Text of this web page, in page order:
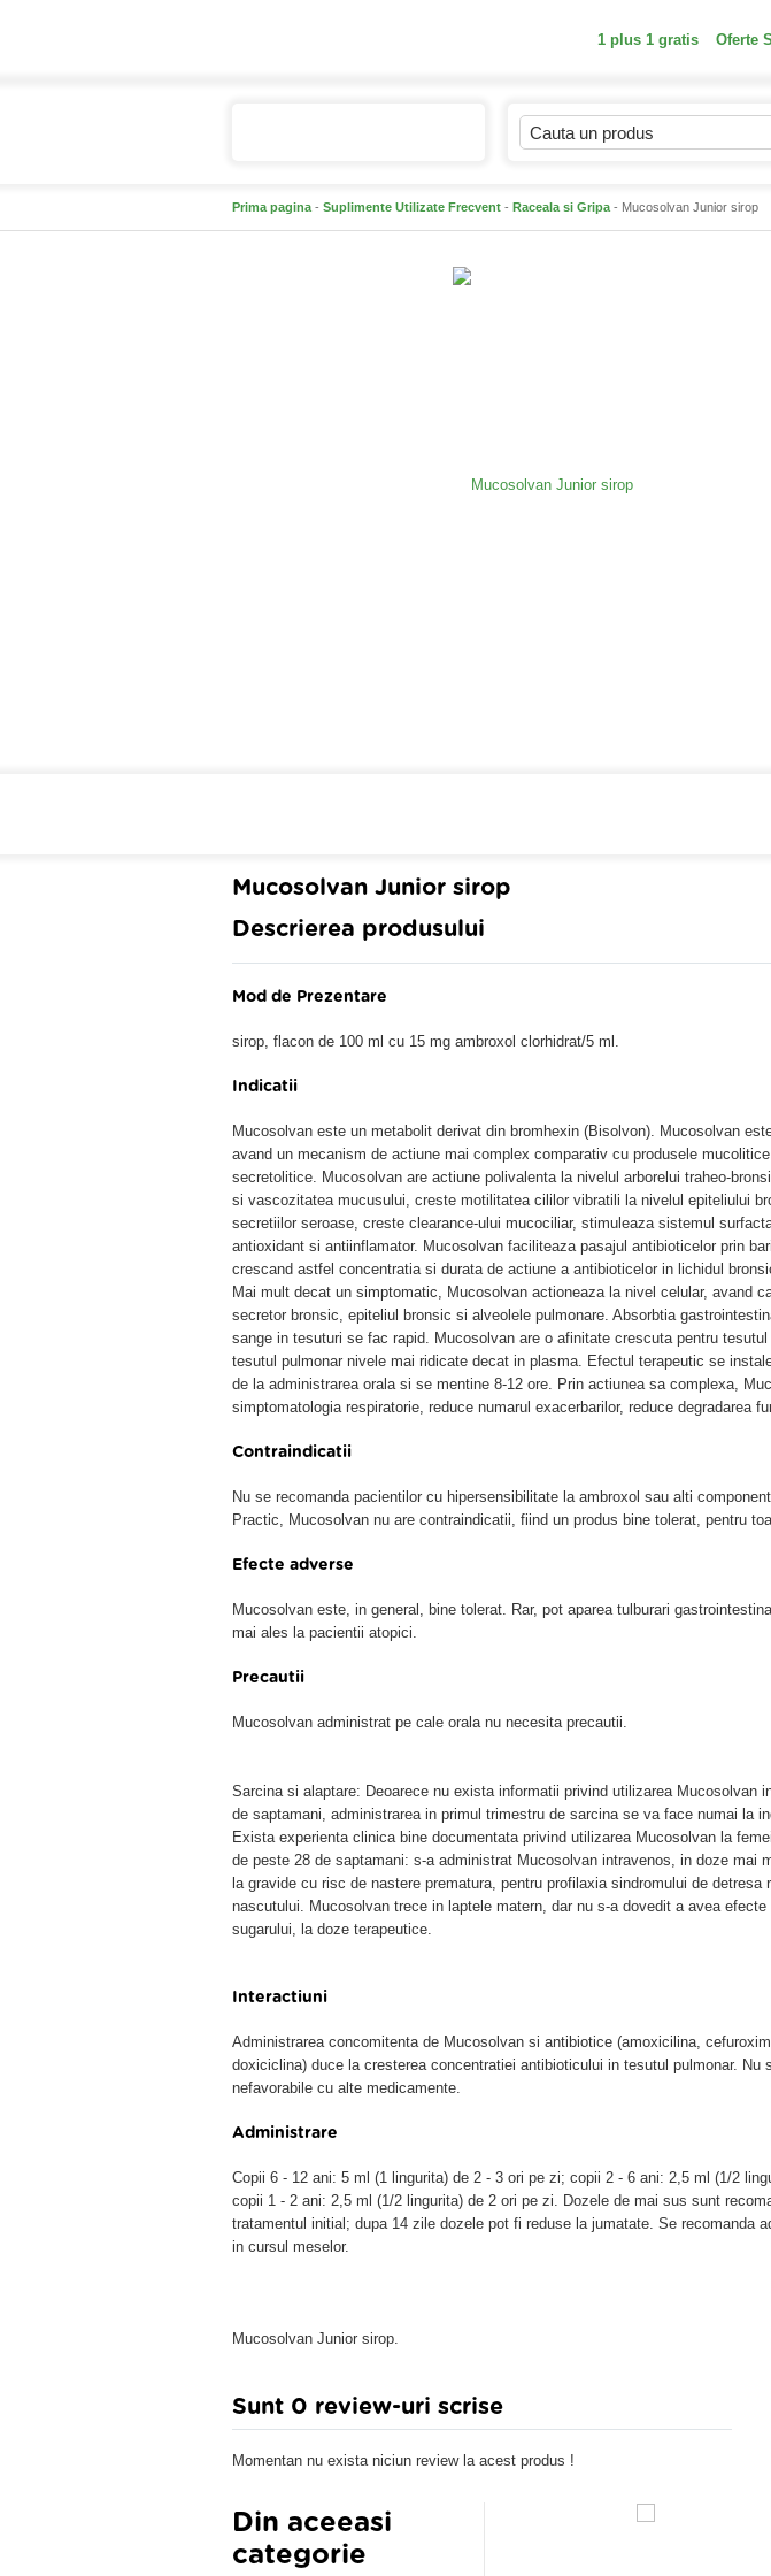
1 plus 1 gratis Oferte
Prima pagina - Suplimente Utilizate Frecvent - Raceala si Gripa - Mucosolvan Junior sirop
Mucosolvan Junior sirop
Descrierea produsului
Mod de Prezentare
sirop, flacon de 100 ml cu 15 mg ambroxol clorhidrat/5 ml.
Indicatii
Mucosolvan este un metabolit derivat din bromhexin (Bisolvon). Mucosolvan
avand un mecanism de actiune mai complex comparativ cu produsele
secretolitice. Mucosolvan are actiune polivalenta la nivelul arborelui traheo-
si vascozitatea mucusului, creste motilitatea cililor vibratili la nivelul epiteliului
secretiilor seroase, creste clearance-ului mucociliar, stimuleaza sistemul
antioxidant si antiinflamator. Mucosolvan faciliteaza pasajul antibioticelor prin
crescand astfel concentratia si durata de actiune a antibioticelor in lichidul
Mai mult decat un simptomatic, Mucosolvan actioneaza la nivel celular, avand
secretor bronsic, epiteliul bronsic si alveolele pulmonare. Absorbtia
sange in tesuturi se fac rapid. Mucosolvan are o afinitate crescuta pentru tesutul
tesutul pulmonar nivele mai ridicate decat in plasma. Efectul terapeutic se
de la administrarea orala si se mentine 8-12 ore. Prin actiunea sa complexa,
simptomatologia respiratorie, reduce numarul exacerbarilor, reduce degradarea
Contraindicatii
Nu se recomanda pacientilor cu hipersensibilitate la ambroxol sau alti
Practic, Mucosolvan nu are contraindicatii, fiind un produs bine tolerat, pentru
Efecte adverse
Mucosolvan este, in general, bine tolerat. Rar, pot aparea tulburari
mai ales la pacientii atopici.
Precautii
Mucosolvan administrat pe cale orala nu necesita precautii.
Sarcina si alaptare: Deoarece nu exista informatii privind utilizarea Mucosolvan
de saptamani, administrarea in primul trimestru de sarcina se va face numai la
Exista experienta clinica bine documentata privind utilizarea Mucosolvan la
de peste 28 de saptamani: s-a administrat Mucosolvan intravenos, in doze mai
la gravide cu risc de nastere prematura, pentru profilaxia sindromului de detresa
nascutului. Mucosolvan trece in laptele matern, dar nu s-a dovedit a avea efecte
sugarului, la doze terapeutice.
Interactiuni
Administrarea concomitenta de Mucosolvan si antibiotice (amoxicilina,
doxiciclina) duce la cresterea concentratiei antibioticului in tesutul pulmonar. Nu
nefavorabile cu alte medicamente.
Administrare
Copii 6 - 12 ani: 5 ml (1 lingurita) de 2 - 3 ori pe zi; copii 2 - 6 ani: 2,5 ml (1/2
copii 1 - 2 ani: 2,5 ml (1/2 lingurita) de 2 ori pe zi. Dozele de mai sus sunt
tratamentul initial; dupa 14 zile dozele pot fi reduse la jumatate. Se recomanda
in cursul meselor.
Mucosolvan Junior sirop.
Sunt 0 review-uri scrise
Momentan nu exista niciun review la acest produs !
Din aceeasi
categorie